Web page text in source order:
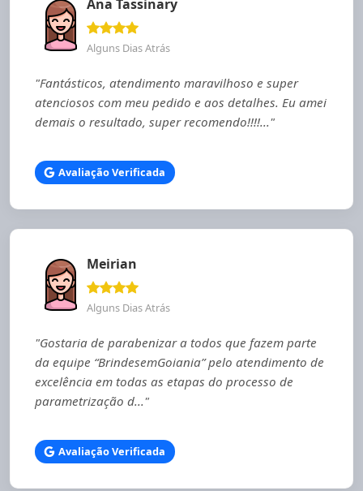
Ana Tassinary
Alguns Dias Atrás
"Fantásticos, atendimento maravilhoso e super
atenciosos com meu pedido e aos detalhes. Eu amei
demais o resultado, super recomendo!!!!..."
Avaliação Verificada
Meirian
Alguns Dias Atrás
"Gostaria de parabenizar a todos que fazem parte
da equipe “BrindesemGoiania” pelo atendimento de
excelência em todas as etapas do processo de
parametrização d..."
Avaliação Verificada